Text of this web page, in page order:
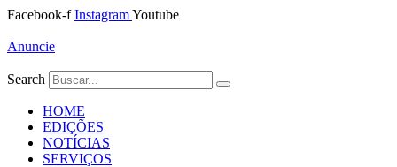
Ir
o
Facebook-f InstagramYoutube
Anuncie
Search
HOME
EDIÇÕES
NOTÍCIAS
SERVIÇOS